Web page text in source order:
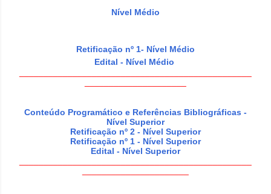
Nível Médio
Retificação nº 1- Nível Médio
Edital - Nível Médio
Conteúdo Programático e Referências Bibliográficas -
Nível Superior
Retificação nº 2 - Nível Superior
Retificação nº 1 - Nível Superior
Edital - Nível Superior